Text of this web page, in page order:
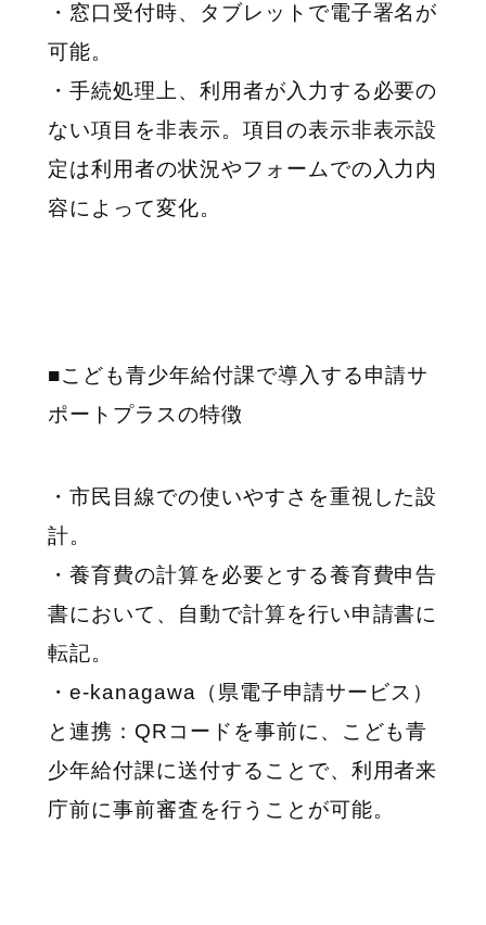
・窓口受付時、タブレットで電子署名が
可能。
・手続処理上、利用者が入力する必要の
ない項目を非表示。項目の表示非表示設
定は利用者の状況やフォームでの入力内
容によって変化。
■こども青少年給付課で導入する申請サ
ポートプラスの特徴
・市民目線での使いやすさを重視した設
計。
・養育費の計算を必要とする養育費申告
書において、自動で計算を行い申請書に
転記。
・e-kanagawa（県電子申請サービス）
と連携：QRコードを事前に、こども青
少年給付課に送付することで、利用者来
庁前に事前審査を行うことが可能。